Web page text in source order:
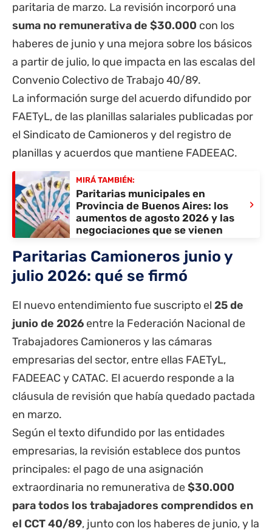
paritaria de marzo. La revisión incorporó una
suma no remunerativa de $30.000 con los
haberes de junio y una mejora sobre los básicos
a partir de julio, lo que impacta en las escalas del
Convenio Colectivo de Trabajo 40/89.
La información surge del acuerdo difundido por
FAETyL, de las planillas salariales publicadas por
el Sindicato de Camionerosy del registro de
planillas y acuerdos que mantiene FADEEAC.
MIRÁ TAMBIÉN:
Paritarias municipales en
Provincia de Buenos Aires: los
aumentos de agosto 2026 y las
negociaciones que se vienen
›
Paritarias Camioneros junio y
julio 2026: qué se firmó
El nuevo entendimiento fue suscripto el 25 de
junio de 2026 entre la Federación Nacional de
Trabajadores Camioneros y las cámaras
empresarias del sector, entre ellas FAETyL,
FADEEAC y CATAC. El acuerdo responde a la
cláusula de revisión que había quedado pactada
en marzo.
Según el texto difundido por las entidades
empresarias, la revisión establece dos puntos
principales: el pago de una asignación
extraordinaria no remunerativa de$30.000
para todos los trabajadores comprendidos en
el CCT 40/89, junto con los haberes de junio, y la